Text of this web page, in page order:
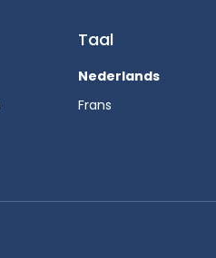
Taal
Nederlands
Frans